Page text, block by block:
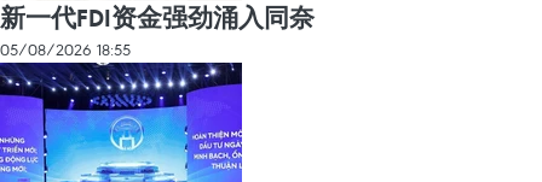
新一代FDI资金强劲涌入同奈
05/08/2026 18:55